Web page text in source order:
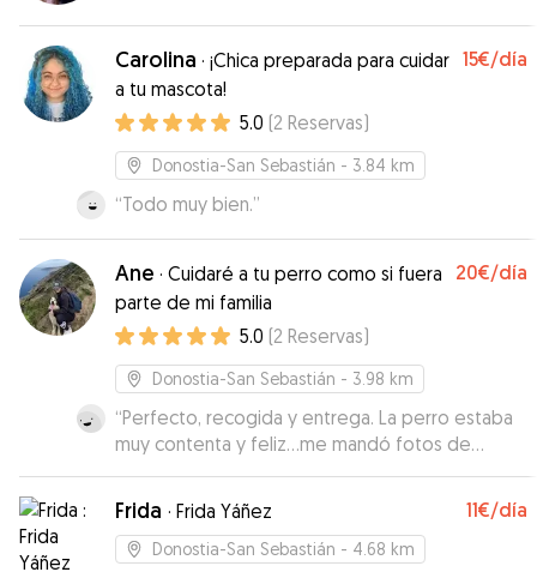
Carolina · ¡Chica preparada para cuidar
a tu mascota!
15€/día
5.0 (2 Reservas)
Donostia-San Sebastián - 3.84 km
“Todo muy bien.”
Ane · Cuidaré a tu perro como si fuera
parte de mi familia
20€/día
5.0 (2 Reservas)
Donostia-San Sebastián - 3.98 km
“Perfecto, recogida y entrega. La perro estaba
muy contenta y feliz...me mandó fotos de
paséis por el campo. Todo genial”
Frida · Frida Yáñez 11€/día
Donostia-San Sebastián - 4.68 km